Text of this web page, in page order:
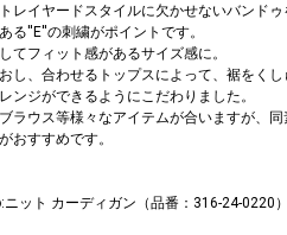
レイヤードスタイルに欠かせないバンドゥ
る''E''の刺繍がポイントです。
てフィット感があるサイズ感に。
し、合わせるトップスによって、裾をく
ンジができるようにこだわりました。
ラウス等様々なアイテムが合いますが、
おすすめです。
ニット カーディガン（品番：316-24-0220）